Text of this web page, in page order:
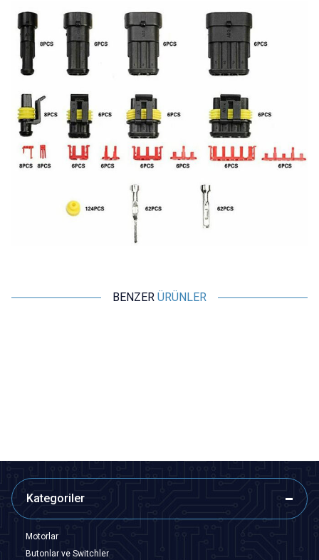
BENZER ÜRÜNLER
Kategoriler
Motorlar
Butonlar ve Switchler